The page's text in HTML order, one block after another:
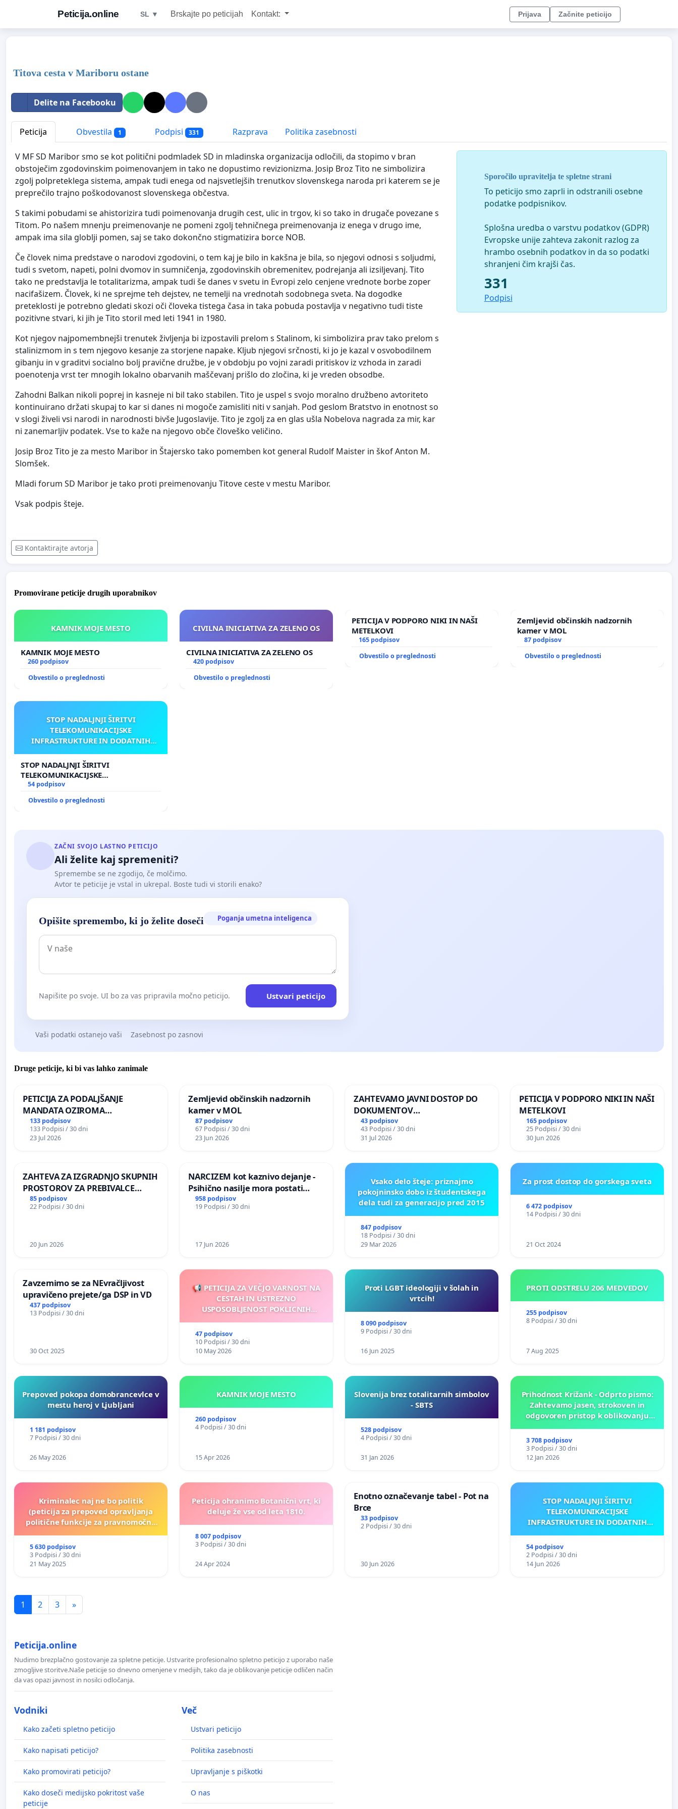
Peticija.online SL ▼ Brskajte po peticijah Kontakt: Prijava Začnite peticijo
Titova cesta v Mariboru ostane
Delite na Facebooku
Peticija Obvestila 1 Podpisi 331 Razprava Politika zasebnosti
V MF SD Maribor smo se kot politični podmladek SD in mladinska organizacija odločili, da stopimo v bran
obstoječim zgodovinskim poimenovanjem in tako ne dopustimo revizionizma. Josip Broz Tito ne simbolizira
zgolj polpreteklega sistema, ampak tudi enega od najsvetlejših trenutkov slovenskega naroda pri katerem se je
preprečilo trajno poškodovanost slovenskega občestva.
S takimi pobudami se ahistorizira tudi poimenovanja drugih cest, ulic in trgov, ki so tako in drugače povezane s
Titom. Po našem mnenju preimenovanje ne pomeni zgolj tehničnega preimenovanja iz enega v drugo ime,
ampak ima sila globlji pomen, saj se tako dokončno stigmatizira borce NOB.
Če človek nima predstave o narodovi zgodovini, o tem kaj je bilo in kakšna je bila, so njegovi odnosi s soljudmi,
tudi s svetom, napeti, polni dvomov in sumničenja, zgodovinskih obremenitev, podrejanja ali izsiljevanj. Tito
tako ne predstavlja le totalitarizma, ampak tudi še danes v svetu in Evropi zelo cenjene vrednote borbe zoper
nacifašizem. Človek, ki ne sprejme teh dejstev, ne temelji na vrednotah sodobnega sveta. Na dogodke
preteklosti je potrebno gledati skozi oči človeka tistega časa in taka pobuda postavlja v negativno tudi tiste
pozitivne stvari, ki jih je Tito storil med leti 1941 in 1980.
Kot njegov najpomembnejši trenutek življenja bi izpostavili prelom s Stalinom, ki simbolizira prav tako prelom s
stalinizmom in s tem njegovo kesanje za storjene napake. Kljub njegovi srčnosti, ki jo je kazal v osvobodilnem
gibanju in v graditvi socialno bolj pravične družbe, je v obdobju po vojni zaradi pritiskov iz vzhoda in zaradi
poenotenja vrst ter mnogih lokalno obarvanih maščevanj prišlo do zločina, ki je vreden obsodbe.
Zahodni Balkan nikoli poprej in kasneje ni bil tako stabilen. Tito je uspel s svojo moralno družbeno avtoriteto
kontinuirano držati skupaj to kar si danes ni mogoče zamisliti niti v sanjah. Pod geslom Bratstvo in enotnost so
v slogi živeli vsi narodi in narodnosti bivše Jugoslavije. Tito je zgolj za en glas ušla Nobelova nagrada za mir, kar
ni zanemarljiv podatek. Vse to kaže na njegovo obče človeško veličino.
Josip Broz Tito je za mesto Maribor in Štajersko tako pomemben kot general Rudolf Maister in škof Anton M.
Slomšek.
Mladi forum SD Maribor je tako proti preimenovanju Titove ceste v mestu Maribor.
Vsak podpis šteje.
Kontaktirajte avtorja
Sporočilo upravitelja te spletne strani
To peticijo smo zaprli in odstranili osebne
podatke podpisnikov.
Splošna uredba o varstvu podatkov (GDPR)
Evropske unije zahteva zakonit razlog za
hrambo osebnih podatkov in da so podatki
shranjeni čim krajši čas.
331
Podpisi
Promovirane peticije drugih uporabnikov
KAMNIK MOJE MESTO
KAMNIK MOJE MESTO
260 podpisov
Obvestilo o preglednosti
CIVILNA INICIATIVA ZA ZELENO OS
CIVILNA INICIATIVA ZA ZELENO OS
420 podpisov
Obvestilo o preglednosti
PETICIJA V PODPORO NIKI IN NAŠI
METELKOVI
165 podpisov
Obvestilo o preglednosti
Zemljevid občinskih nadzornih
kamer v MOL
87 podpisov
Obvestilo o preglednosti
STOP NADALJNJI ŠIRITVI
TELEKOMUNIKACIJSKE
INFRASTRUKTURE IN DODATNIH
STOP NADALJNJI ŠIRITVI
TELEKOMUNIKACIJSKE
INFRASTRUKTURE IN DODATNIH
54 podpisov
Obvestilo o preglednosti
ZAČNI SVOJO LASTNO PETICIJO
Ali želite kaj spremeniti?
Spremembe se ne zgodijo, če molčimo.
Avtor te peticije je vstal in ukrepal. Boste tudi vi storili enako?
Opišite spremembo, ki jo želite doseči Poganja umetna inteligenca
Napišite po svoje. UI bo za vas pripravila močno peticijo. Ustvari peticijo
Vaši podatki ostanejo vaši Zasebnost po zasnovi
Druge peticije, ki bi vas lahko zanimale
PETICIJA ZA PODALJŠANJE
MANDATA OZIROMA
ČIMPREJŠNJO PONOVNO
NAPOTITEV GOSPODA BERNARDA
ŠRAJNERJA NA VELEPOSLANIŠTVO
133 podpisov
133 Podpisi / 30 dni
23 Jul 2026
Zemljevid občinskih nadzornih
kamer v MOL
87 podpisov
67 Podpisi / 30 dni
23 Jun 2026
ZAHTEVAMO JAVNI DOSTOP DO
DOKUMENTOV
PARLAMENTARNIH
PREISKOVALNIH KOMISIJ O
ILEGALNI TRGOVINI Z OROŽJEM
43 podpisov
43 Podpisi / 30 dni
31 Jul 2026
PETICIJA V PODPORO NIKI IN NAŠI
METELKOVI
165 podpisov
25 Podpisi / 30 dni
30 Jun 2026
ZAHTEVA ZA IZGRADNJO SKUPNIH
PROSTOROV ZA PREBIVALCE
KRAJEVNE SKUPNOSTI
PRESTRANEK
85 podpisov
22 Podpisi / 30 dni
20 Jun 2026
NARCIZEM kot kaznivo dejanje -
Psihično nasilje mora postati
enako prepoznano kot fizično
nasilje
958 podpisov
19 Podpisi / 30 dni
17 Jun 2026
Vsako delo šteje: priznajmo
pokojninsko dobo iz študentskega
dela tudi za generacijo pred 2015
847 podpisov
18 Podpisi / 30 dni
29 Mar 2026
Za prost dostop do gorskega sveta
6 472 podpisov
14 Podpisi / 30 dni
21 Oct 2024
Zavzemimo se za NEvračljivost
upravičeno prejete/ga DSP in VD
437 podpisov
13 Podpisi / 30 dni
30 Oct 2025
📢 PETICIJA ZA VEČJO VARNOST NA
CESTAH IN USTREZNO
USPOSOBLJENOST POKLICNIH
47 podpisov
10 Podpisi / 30 dni
10 May 2026
Proti LGBT ideologiji v šolah in
vrtcih!
8 090 podpisov
9 Podpisi / 30 dni
16 Jun 2025
PROTI ODSTRELU 206 MEDVEDOV
255 podpisov
8 Podpisi / 30 dni
7 Aug 2025
Prepoved pokopa domobrancevlce v
mestu heroj v Ljubljani
1 181 podpisov
7 Podpisi / 30 dni
26 May 2026
KAMNIK MOJE MESTO
260 podpisov
4 Podpisi / 30 dni
15 Apr 2026
Slovenija brez totalitarnih simbolov
- SBTS
528 podpisov
4 Podpisi / 30 dni
31 Jan 2026
Prihodnost Križank - Odprto pismo:
Zahtevamo jasen, strokoven in
odgovoren pristop k oblikovanju
3 708 podpisov
3 Podpisi / 30 dni
12 Jan 2026
Kriminalec naj ne bo politik
(peticija za prepoved opravljanja
politične funkcije za pravnomočno
5 630 podpisov
3 Podpisi / 30 dni
21 May 2025
Peticija ohranimo Botanični vrt, ki
deluje že vse od leta 1810.
8 007 podpisov
3 Podpisi / 30 dni
24 Apr 2024
Enotno označevanje tabel - Pot na
Brce
33 podpisov
2 Podpisi / 30 dni
30 Jun 2026
STOP NADALJNJI ŠIRITVI
TELEKOMUNIKACIJSKE
INFRASTRUKTURE IN DODATNIH
54 podpisov
2 Podpisi / 30 dni
14 Jun 2026
1 2 3 »
Peticija.online
Nudimo brezplačno gostovanje za spletne peticije. Ustvarite profesionalno spletno peticijo z uporabo naše
zmogljive storitve.Naše peticije so dnevno omenjene v medijih, tako da je oblikovanje peticije odličen način
da vas opazi javnost in nosilci odločanja.
Vodniki
Kako začeti spletno peticijo
Kako napisati peticijo?
Kako promovirati peticijo?
Kako doseči medijsko pokritost vaše
peticije
Več
Ustvari peticijo
Politika zasebnosti
Upravljanje s piškotki
O nas